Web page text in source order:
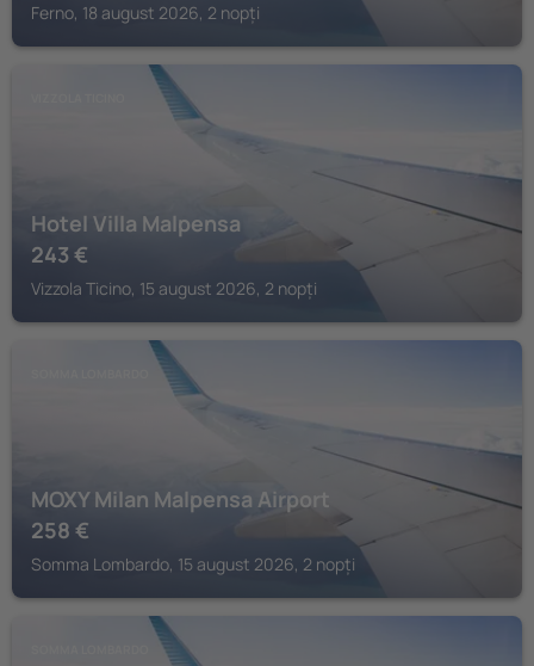
Ferno, 18 august 2026, 2 nopți
Hotel Villa Malpensa
243 €
Vizzola Ticino, 15 august 2026, 2 nopți
MOXY Milan Malpensa Airport
258 €
Somma Lombardo, 15 august 2026, 2 nopți